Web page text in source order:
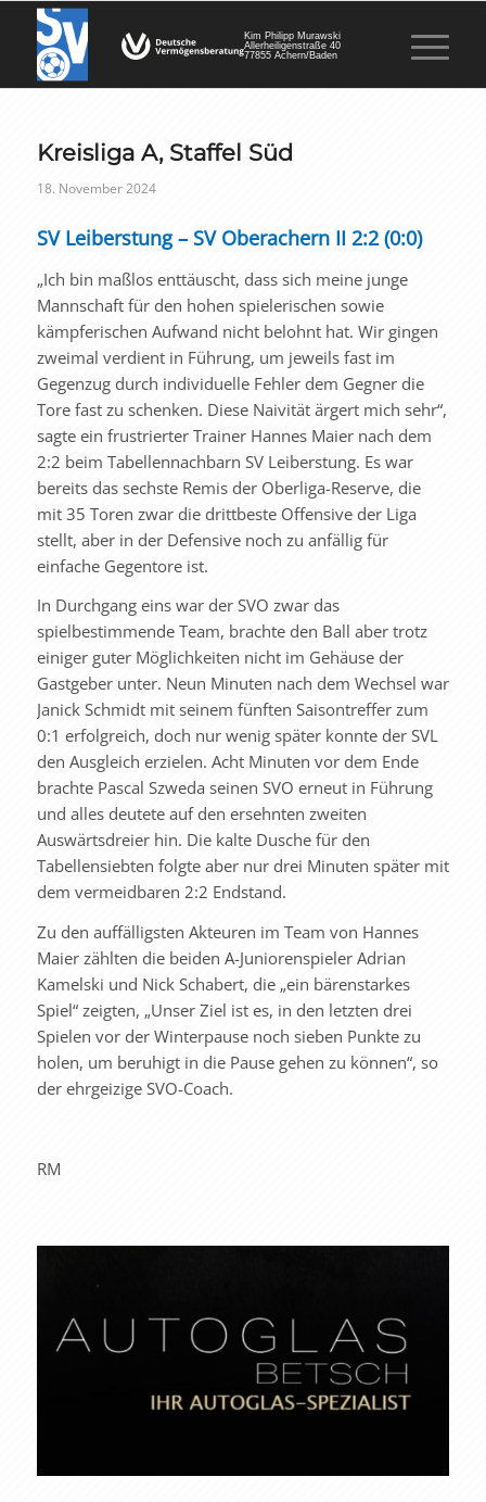
Kim Philipp Murawski
Allerheiligenstraße 40
77855 Achern/Baden
Kreisliga A, Staffel Süd
18. November 2024
SV Leiberstung – SV Oberachern II 2:2 (0:0)
„Ich bin maßlos enttäuscht, dass sich meine junge
Mannschaft für den hohen spielerischen sowie
kämpferischen Aufwand nicht belohnt hat. Wir gingen
zweimal verdient in Führung, um jeweils fast im
Gegenzug durch individuelle Fehler dem Gegner die
Tore fast zu schenken. Diese Naivität ärgert mich sehr“,
sagte ein frustrierter Trainer Hannes Maier nach dem
2:2 beim Tabellennachbarn SV Leiberstung. Es war
bereits das sechste Remis der Oberliga-Reserve, die
mit 35 Toren zwar die drittbeste Offensive der Liga
stellt, aber in der Defensive noch zu anfällig für
einfache Gegentore ist.
In Durchgang eins war der SVO zwar das
spielbestimmende Team, brachte den Ball aber trotz
einiger guter Möglichkeiten nicht im Gehäuse der
Gastgeber unter. Neun Minuten nach dem Wechsel war
Janick Schmidt mit seinem fünften Saisontreffer zum
0:1 erfolgreich, doch nur wenig später konnte der SVL
den Ausgleich erzielen. Acht Minuten vor dem Ende
brachte Pascal Szweda seinen SVO erneut in Führung
und alles deutete auf den ersehnten zweiten
Auswärtsdreier hin. Die kalte Dusche für den
Tabellensiebten folgte aber nur drei Minuten später mit
dem vermeidbaren 2:2 Endstand.
Zu den auffälligsten Akteuren im Team von Hannes
Maier zählten die beiden A-Juniorenspieler Adrian
Kamelski und Nick Schabert, die „ein bärenstarkes
Spiel“ zeigten, „Unser Ziel ist es, in den letzten drei
Spielen vor der Winterpause noch sieben Punkte zu
holen, um beruhigt in die Pause gehen zu können“, so
der ehrgeizige SVO-Coach.
RM